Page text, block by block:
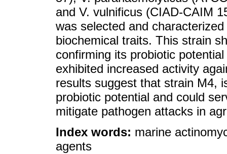
and V. vulnificus (CIAD-CAIM
was selected and
biochemical traits. This strain
confirming its probiotic
exhibited increased activity
results suggest that strain M4,
probiotic potential and could
mitigate pathogen attacks in
Index words: marine
agents